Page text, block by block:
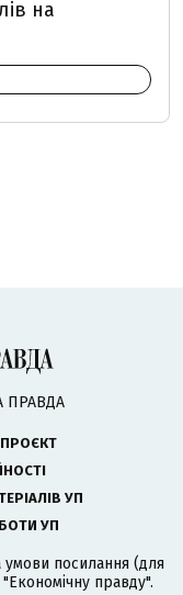
на
ПРАВДА
УП
УП
умови посилання (для
правду".